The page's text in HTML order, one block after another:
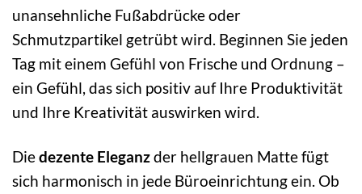
unansehnliche Fußabdrücke oder
Schmutzpartikel getrübt wird. Beginnen Sie jeden
Tag mit einem Gefühl von Frische und Ordnung –
ein Gefühl, das sich positiv auf Ihre Produktivität
und Ihre Kreativität auswirken wird.
Diedezente Eleganzder hellgrauen Matte fügt
sich harmonisch in jede Büroeinrichtung ein. Ob